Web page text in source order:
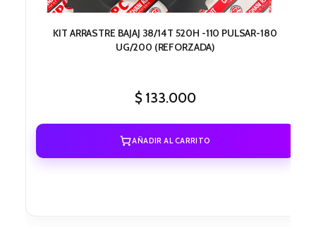
KIT ARRASTRE BAJAJ 38/14T 520H -110 PULSAR-180
UG/200 (REFORZADA)
$133.000
AÑADIR AL CARRITO